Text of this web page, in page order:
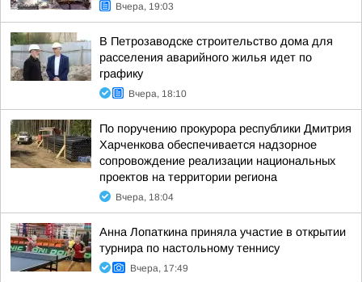
Вчера, 19:03
В Петрозаводске строительство дома для
расселения аварийного жилья идет по
графику
Вчера, 18:10
По поручению прокурора республики Дмитрия
Харченкова обеспечивается надзорное
сопровождение реализации национальных
проектов на территории региона
Вчера, 18:04
Анна Лопаткина приняла участие в открытии
турнира по настольному теннису
Вчера, 17:49